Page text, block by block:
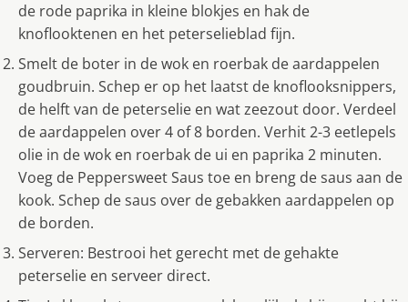
de rode paprika in kleine blokjes en hak de
knoflooktenen en het peterselieblad fijn.
Smelt de boter in de wok en roerbak de aardappelen
goudbruin. Schep er op het laatst de knoflooksnippers,
de helft van de peterselie en wat zeezout door. Verdeel
de aardappelen over 4 of 8 borden. Verhit 2-3 eetlepels
olie in de wok en roerbak de ui en paprika 2 minuten.
Voeg de Peppersweet Saus toe en breng de saus aan de
kook. Schep de saus over de gebakken aardappelen op
de borden.
Serveren: Bestrooi het gerecht met de gehakte
peterselie en serveer direct.